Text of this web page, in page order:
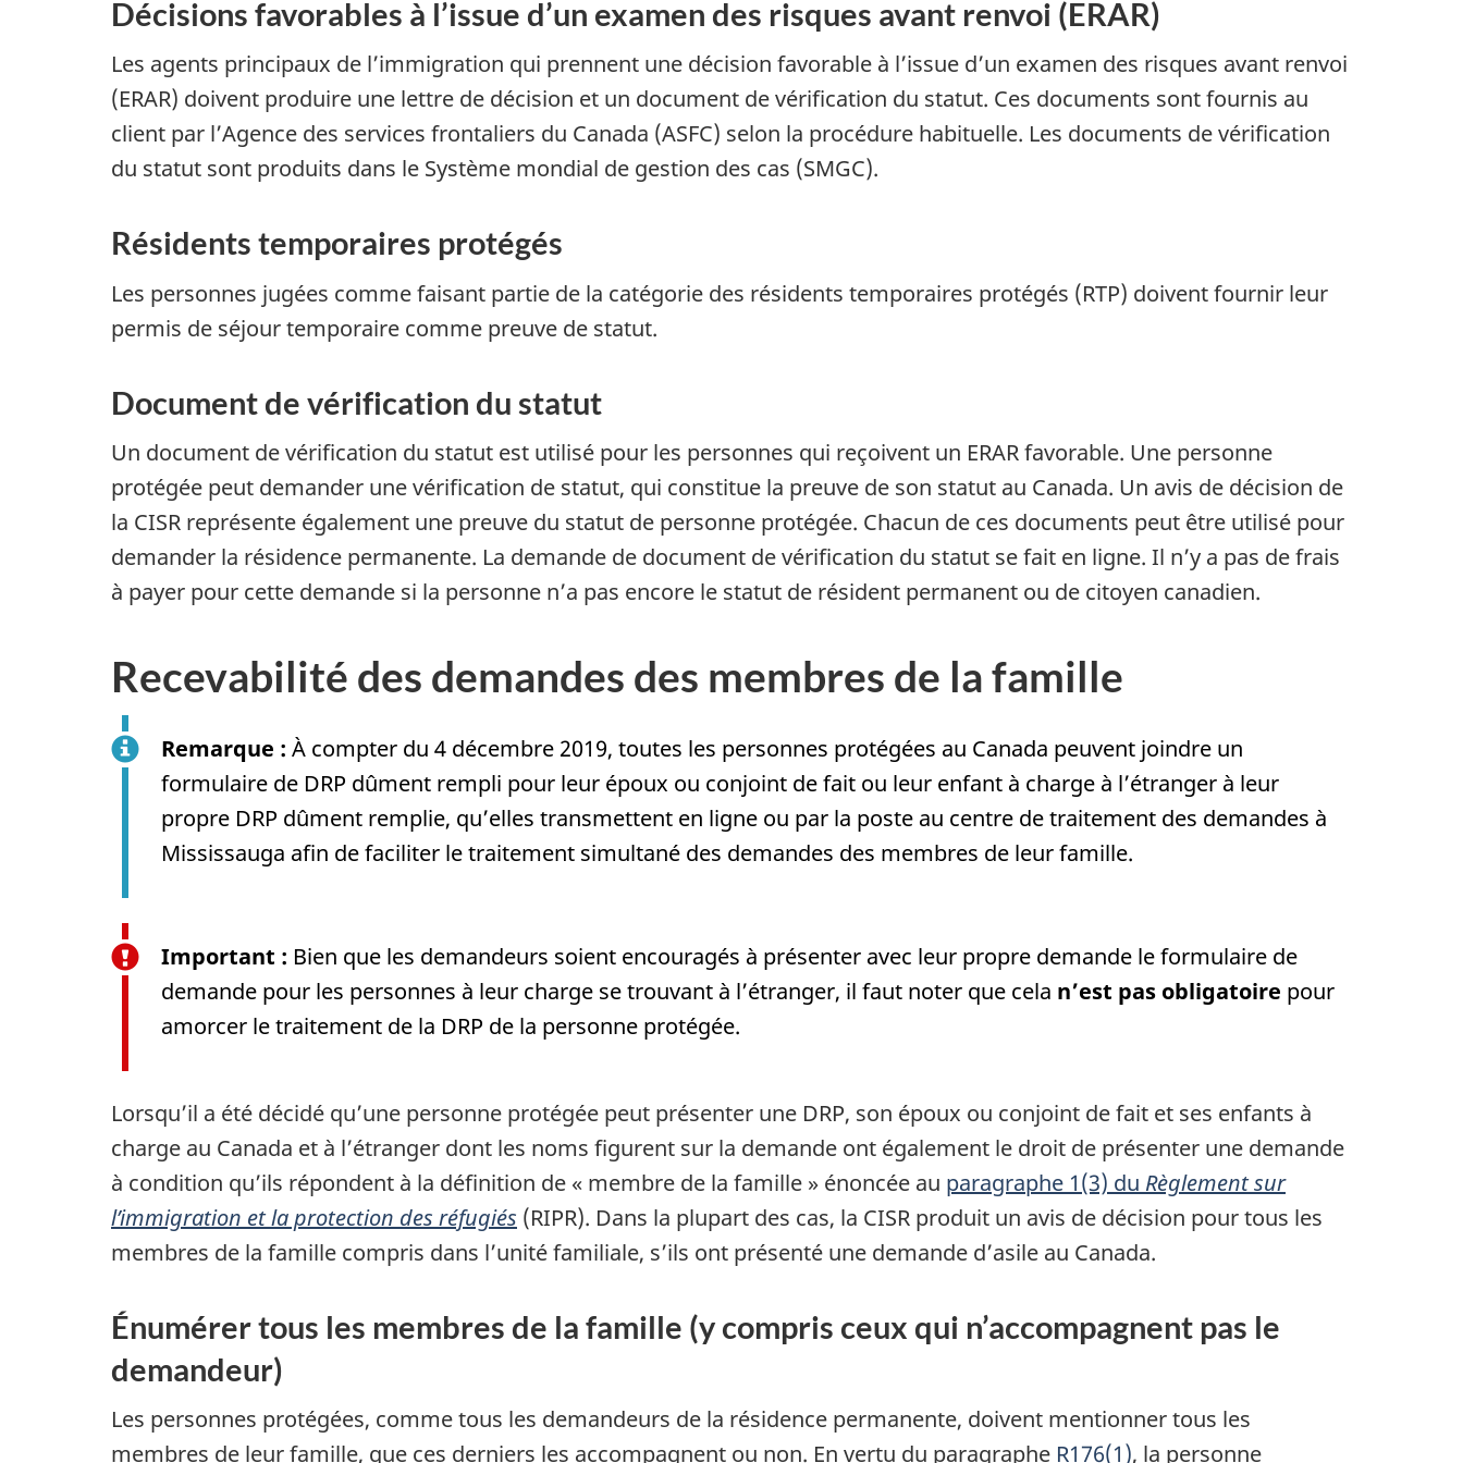
Décisions favorables à l’issue d’un examen des risques avant renvoi (ERAR)
Les agents principaux de l’immigration qui prennent une décision favorable à l’issue d’un examen des risques avant renvoi
(ERAR) doivent produire une lettre de décision et un document de vérification du statut. Ces documents sont fournis au
client par l’Agence des services frontaliers du Canada (ASFC) selon la procédure habituelle. Les documents de vérification
du statut sont produits dans le Système mondial de gestion des cas (SMGC).
Résidents temporaires protégés
Les personnes jugées comme faisant partie de la catégorie des résidents temporaires protégés (RTP) doivent fournir leur
permis de séjour temporaire comme preuve de statut.
Document de vérification du statut
Un document de vérification du statut est utilisé pour les personnes qui reçoivent un ERAR favorable. Une personne
protégée peut demander une vérification de statut, qui constitue la preuve de son statut au Canada. Un avis de décision de
la CISR représente également une preuve du statut de personne protégée. Chacun de ces documents peut être utilisé pour
demander la résidence permanente. La demande de document de vérification du statut se fait en ligne. Il n’y a pas de frais
à payer pour cette demande si la personne n’a pas encore le statut de résident permanent ou de citoyen canadien.
Recevabilité des demandes des membres de la famille
Remarque : À compter du 4 décembre 2019, toutes les personnes protégées au Canada peuvent joindre un
formulaire de DRP dûment rempli pour leur époux ou conjoint de fait ou leur enfant à charge à l’étranger à leur
propre DRP dûment remplie, qu’elles transmettent en ligne ou par la poste au centre de traitement des demandes à
Mississauga afin de faciliter le traitement simultané des demandes des membres de leur famille.
Important : Bien que les demandeurs soient encouragés à présenter avec leur propre demande le formulaire de
demande pour les personnes à leur charge se trouvant à l’étranger, il faut noter que cela n’est pas obligatoire pour
amorcer le traitement de la DRP de la personne protégée.
Lorsqu’il a été décidé qu’une personne protégée peut présenter une DRP, son époux ou conjoint de fait et ses enfants à
charge au Canada et à l’étranger dont les noms figurent sur la demande ont également le droit de présenter une demande
à condition qu’ils répondent à la définition de « membre de la famille » énoncée au paragraphe 1(3) du Règlement sur
l’immigration et la protection des réfugiés (RIPR). Dans la plupart des cas, la CISR produit un avis de décision pour tous les
membres de la famille compris dans l’unité familiale, s’ils ont présenté une demande d’asile au Canada.
Énumérer tous les membres de la famille (y compris ceux qui n’accompagnent pas le
demandeur)
Les personnes protégées, comme tous les demandeurs de la résidence permanente, doivent mentionner tous les
membres de leur famille, que ces derniers les accompagnent ou non. En vertu du paragraphe R176(1), la personne